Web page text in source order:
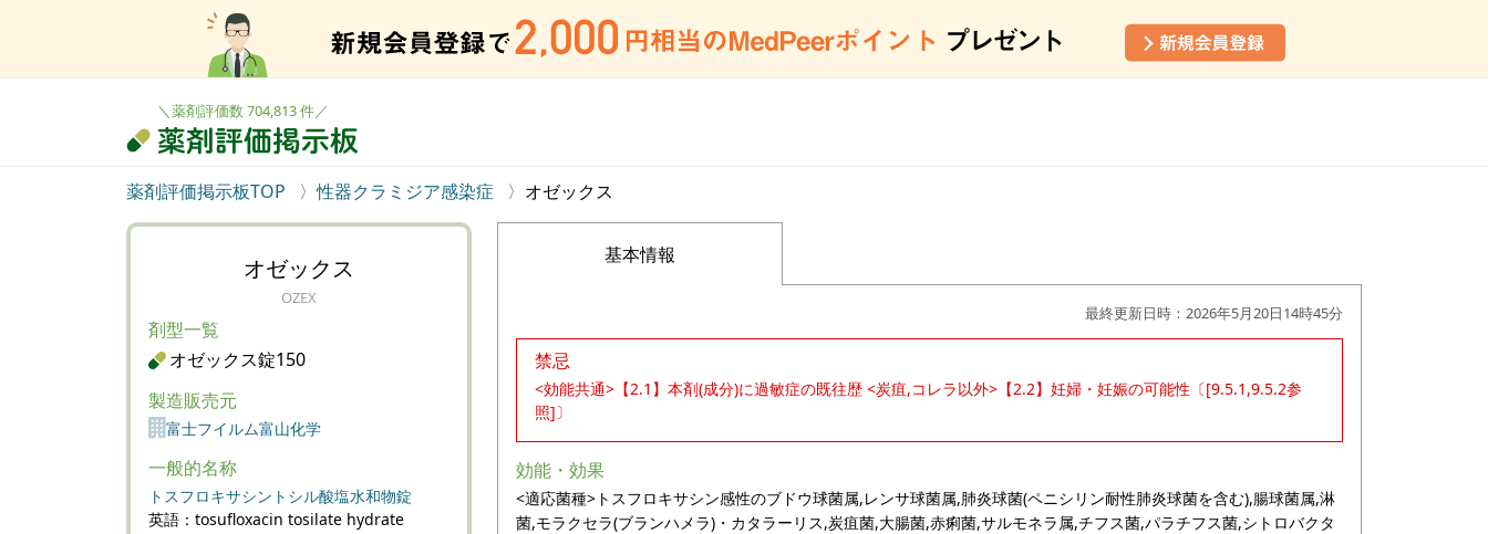
＼薬剤評価数 704,813 件／
薬剤評価掲示板TOP 性器クラミジア感染症 オゼックス
オゼックス
OZEX
剤型一覧
オゼックス錠150
製造販売元
富士フイルム富山化学
一般的名称
トスフロキサシントシル酸塩水和物錠
英語：tosufloxacin tosilate hydrate
基本情報
最終更新日時：2026年5月20日14時45分
禁忌
<効能共通>【2.1】本剤(成分)に過敏症の既往歴 <炭疽,コレラ以外>【2.2】妊婦・妊娠の可能性〔[9.5.1,9.5.2参
照]〕
効能・効果
<適応菌種>トスフロキサシン感性のブドウ球菌属,レンサ球菌属,肺炎球菌(ペニシリン耐性肺炎球菌を含む),腸球菌属,淋
菌,モラクセラ(ブランハメラ)・カタラーリス,炭疽菌,大腸菌,赤痢菌,サルモネラ属,チフス菌,パラチフス菌,シトロバクタ